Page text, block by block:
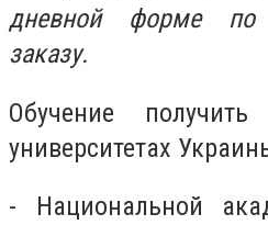
дневной форме по
заказу.
Обучение
университетах
- Национальной